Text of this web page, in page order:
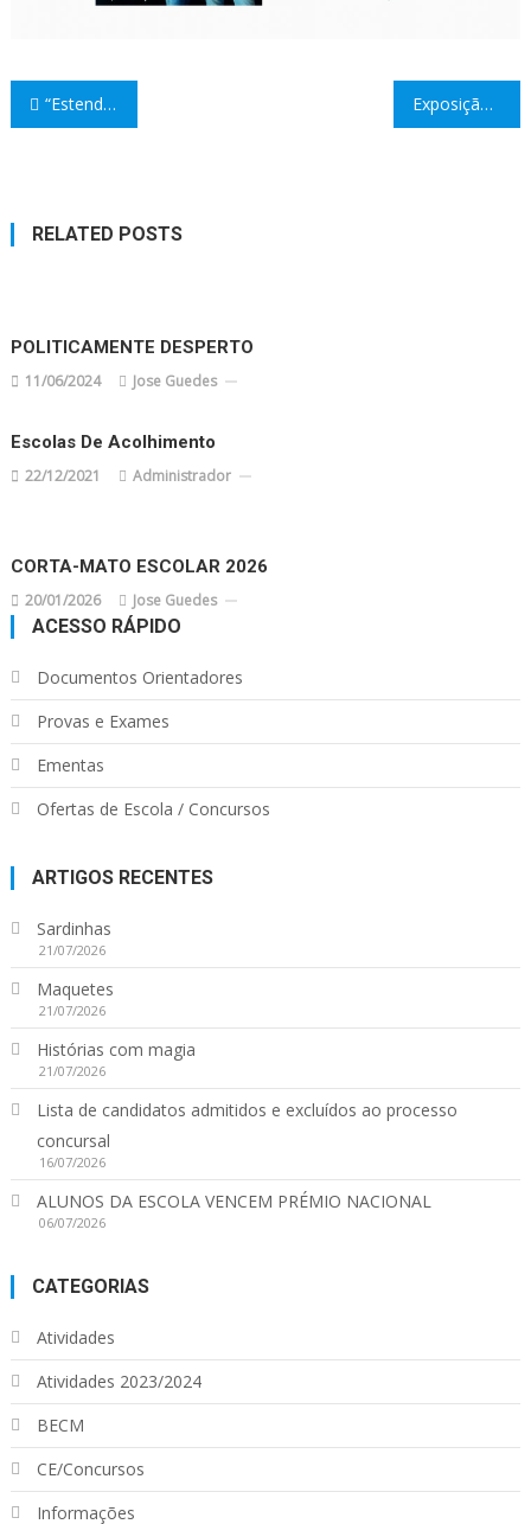
Navegação
“Estendal dos Direitos” Exposição de brinquedos
RELATED POSTS
POLITICAMENTE DESPERTO
11/06/2024 Jose Guedes
Escolas De Acolhimento
22/12/2021 Administrador
CORTA-MATO ESCOLAR 2026
20/01/2026 Jose Guedes
ACESSO RÁPIDO
Documentos Orientadores
Provas e Exames
Ementas
Ofertas de Escola / Concursos
ARTIGOS RECENTES
Sardinhas
21/07/2026
Maquetes
21/07/2026
Histórias com magia
21/07/2026
Lista de candidatos admitidos e excluídos ao processo
concursal
16/07/2026
ALUNOS DA ESCOLA VENCEM PRÉMIO NACIONAL
06/07/2026
CATEGORIAS
Atividades
Atividades 2023/2024
BECM
CE/Concursos
Informações